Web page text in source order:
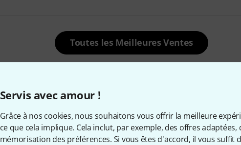
Servis avec amour !
Grâce à nos cookies, nous souhaitons vous offrir la meilleure
ce que cela implique. Cela inclut, par exemple, des offres
mémorisation des préférences. Si vous êtes d'accord, il vous suffit
Toutes les Meilleures Ventes
Actuellement populaires